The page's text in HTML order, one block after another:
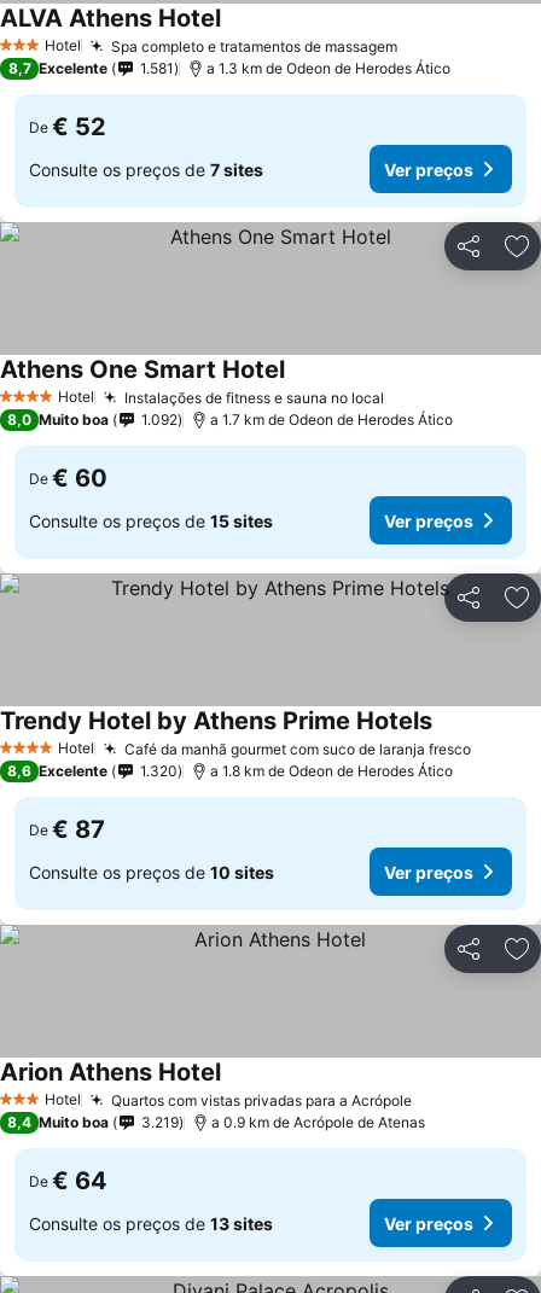
3 EstrelasHotel Spa completo e tratamentos de massagem
ALVA Athens Hotel
8,7 Excelente 1.581 a 1.3 km de Odeon de Herodes Ático
De € 52
Consulte os preços de 7 sites Ver preços
Partilhar
4 EstrelasHotel Instalações de fitness e sauna no local
Athens One Smart Hotel
8,0 Muito boa 1.092 a 1.7 km de Odeon de Herodes Ático
De € 60
Consulte os preços de 15 sites Ver preços
Partilhar
4 EstrelasHotel Café da manhã gourmet com suco de laranja fresco
Trendy Hotel by Athens Prime Hotels
8,6 Excelente 1.320 a 1.8 km de Odeon de Herodes Ático
De € 87
Consulte os preços de 10 sites Ver preços
Partilhar
3 EstrelasHotel Quartos com vistas privadas para a Acrópole
Arion Athens Hotel
8,4 Muito boa 3.219 a 0.9 km de Acrópole de Atenas
De € 64
Consulte os preços de 13 sites Ver preços